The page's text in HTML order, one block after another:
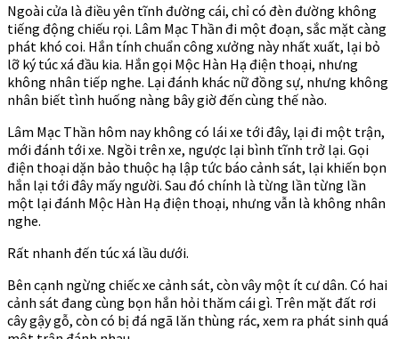
Ngoài cửa là điều yên tĩnh đường cái, chỉ có đèn đường không
tiếng động chiếu rọi. Lâm Mạc Thần đi một đoạn, sắc mặt càng
phát khó coi. Hắn tính chuẩn công xưởng này nhất xuất, lại bỏ
lỡ ký túc xá đầu kia. Hắn gọi Mộc Hàn Hạ điện thoại, nhưng
không nhân tiếp nghe. Lại đánh khác nữ đồng sự, nhưng không
nhân biết tình huống nàng bây giờ đến cùng thế nào.
Lâm Mạc Thần hôm nay không có lái xe tới đây, lại đi một trận,
mới đánh tới xe. Ngồi trên xe, ngược lại bình tĩnh trở lại. Gọi
điện thoại dặn bảo thuộc hạ lập tức báo cảnh sát, lại khiến bọn
hắn lại tới đây mấy người. Sau đó chính là từng lần từng lần
một lại đánh Mộc Hàn Hạ điện thoại, nhưng vẫn là không nhân
nghe.
Rất nhanh đến túc xá lầu dưới.
Bên cạnh ngừng chiếc xe cảnh sát, còn vây một ít cư dân. Có hai
cảnh sát đang cùng bọn hắn hỏi thăm cái gì. Trên mặt đất rơi
cây gậy gỗ, còn có bị đá ngã lăn thùng rác, xem ra phát sinh quá